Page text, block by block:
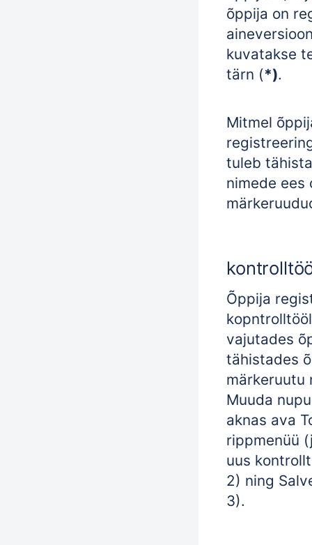
õppija on
kuvatakse
tärn (*).
Mitmel
tuleb
nimede ees
Õppija
vajutades
tähistades
märkeruutu
Muuda
aknas ava
rippmenüü
uus
2) ning
3).